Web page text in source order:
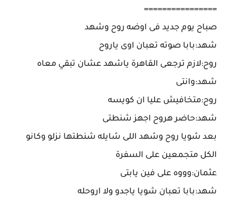
================
صباح يوم جديد فى اوضه روح وشهد
شهد:بابا صوته تعبان اوى ياروح
روح:لازم ترجعى القاهرة ياشهد عشان تبقي معاه
شهد:وانتى
روح:متخافيش عليا ان كويسه
شهد:حاضر هروح اجهز شنطتى
بعد شويا روح وشهد اللى شايله شنطتها نزلو وكانو
الكل متجمعين على السفرة
عثمان:وووه على فين يابتى
شهد:بابا تعبان شويا ياجدو ولا اروحله